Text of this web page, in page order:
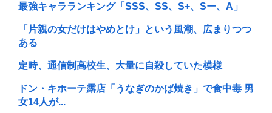
最強キャラランキング「SSS、SS、S+、Sー、A」
「片親の女だけはやめとけ」という風潮、広まりつつ
ある
定時、通信制高校生、大量に自殺していた模様
ドン・キホーテ露店「うなぎのかば焼き」で食中毒 男
女14人が...